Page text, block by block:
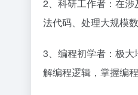
2、科研工作者：在
法代码、处理大规模
3、编程初学者：极
解编程逻辑，掌握编